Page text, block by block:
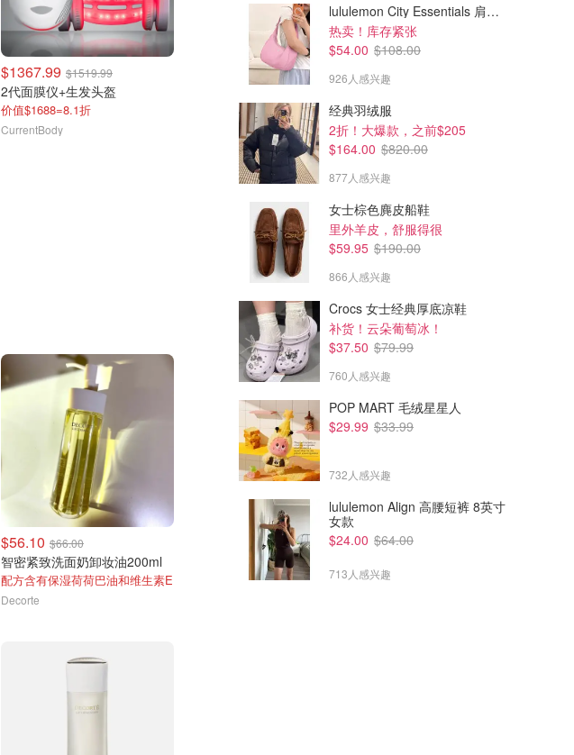
$1367.99 $1519.99
2代面膜仪+生发头盔
价值$1688=8.1折
CurrentBody
$0.00
点击自选3件 享8折
Estee Lauder
$25.50
值$101=3.7折 拿它来凑单
Christophe Robin CA (CA)
$56.10 $66.00
智密紧致洗面奶卸妆油200ml
配方含有保湿荷荷巴油和维生素E
Decorte
lululemon City Essentials 肩背包 4L
热卖！库存紧张
$54.00 $108.00
926人感兴趣
经典羽绒服
2折！大爆款，之前$205
$164.00 $820.00
877人感兴趣
女士棕色麂皮船鞋
里外羊皮，舒服得很
$59.95 $190.00
866人感兴趣
Crocs 女士经典厚底凉鞋
补货！云朵葡萄冰！
$37.50 $79.99
760人感兴趣
POP MART 毛绒星星人
$29.99 $33.99
732人感兴趣
lululemon Align 高腰短裤 8英寸
女款
$24.00 $64.00
713人感兴趣